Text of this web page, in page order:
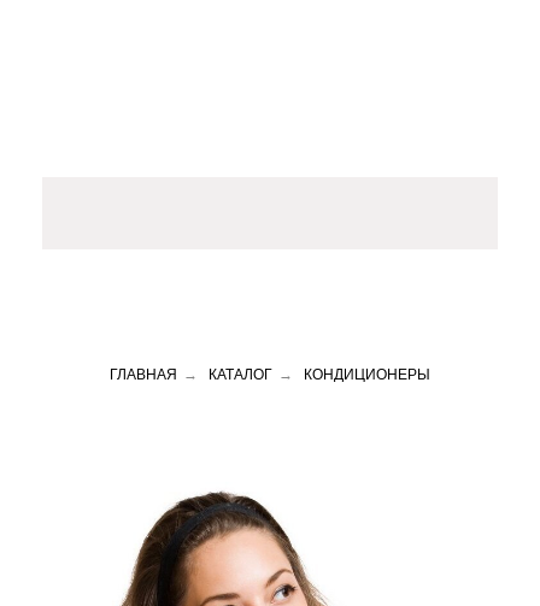
ГЛАВНАЯ → КАТАЛОГ → КОНДИЦИОНЕРЫ